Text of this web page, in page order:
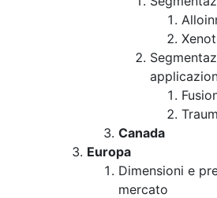
Canada
Europa
Dimensioni e
mercato